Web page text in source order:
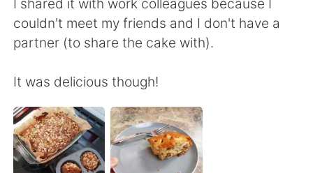
Indonesia Italiano
Türkçe Tiếng Việt
Português
couldn't meet my friends and I don't have a
partner (to share the cake with).
It was delicious though!